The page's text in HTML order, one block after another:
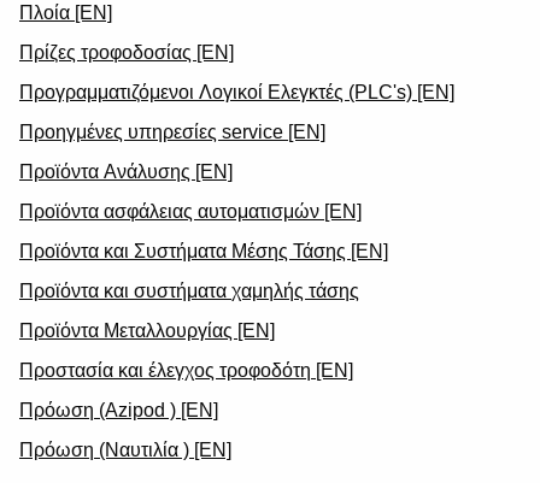
Πλοία [EN]
Πρίζες τροφοδοσίας [EN]
Προγραμματιζόμενοι Λογικοί Ελεγκτές (PLC's) [EN]
Προηγμένες υπηρεσίες service [EN]
Προϊόντα Ανάλυσης [EN]
Προϊόντα ασφάλειας αυτοματισμών [EN]
Προϊόντα και Συστήματα Μέσης Τάσης [EN]
Προϊόντα και συστήματα χαμηλής τάσης
Προϊόντα Μεταλλουργίας [EN]
Προστασία και έλεγχος τροφοδότη [EN]
Πρόωση (Azipod ) [EN]
Πρόωση (Ναυτιλία ) [EN]